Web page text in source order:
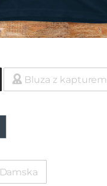
Bluza z kapturem
Damska